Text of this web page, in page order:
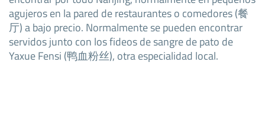
agujeros en la pared de restaurantes o comedores (餐
厅) a bajo precio. Normalmente se pueden encontrar
servidos junto con los fideos de sangre de pato de
Yaxue Fensi (鸭血粉丝), otra especialidad local.